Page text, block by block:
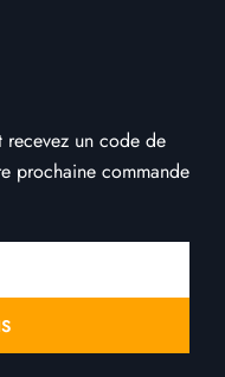
recevez un code de
prochaine commande